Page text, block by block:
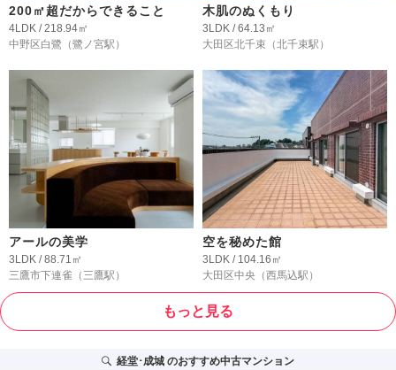
200㎡超だからできること
4LDK / 218.94㎡
中野区白鷺 （鷺ノ宮駅）
木肌のぬくもり
3LDK / 64.13㎡
大田区北千束 （北千束駅）
アールの美学
3LDK / 88.71㎡
三鷹市下連雀 （三鷹駅）
空を秘めた館
3LDK / 104.16㎡
大田区中央 （西馬込駅）
もっと見る
経堂･成城のおすすめ中古マンション